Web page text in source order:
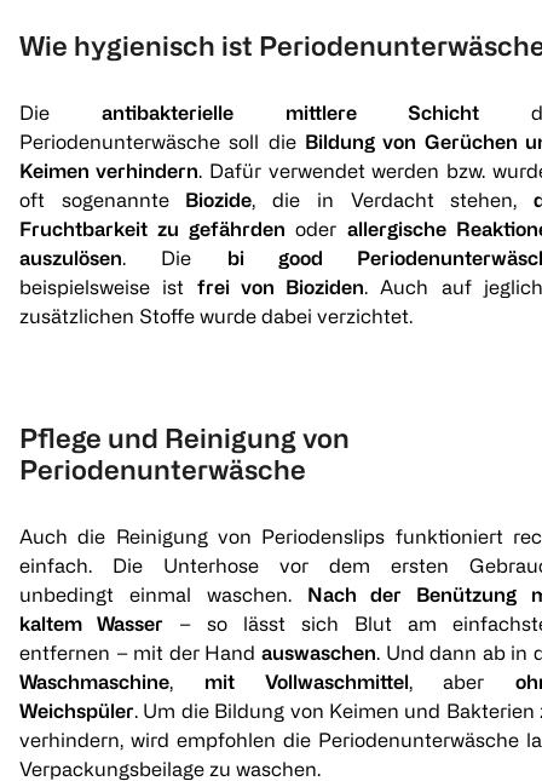
1
Quantity: 1
dais
Periodenunterwäsche
€ 18,17
1
Quantity: 1
dais
Slip mit Einlage String
1
Quantity: 1
Click
Wie hygienisch ist
Dieantibakterielle mittlere Schicht
Periodenunterwäsche soll die Bildung von Gerüchen
Keimen verhindern. Dafür verwendet werden bzw.
oft sogenannte Biozide, die in Verdacht stehen,
Fruchtbarkeit zu gefährden oderallergische
auszulösen. Die bi good
beispielsweise ist frei von Bioziden. Auch auf
zusätzlichen Stoffe wurde dabei verzichtet.
Pflege und Reinigung von
Periodenunterwäsche
Auch die Reinigung von Periodenslips funktioniert
einfach. Die Unterhose vor dem ersten
unbedingt einmal waschen. Nach der Benützung
kaltem Wasser – so lässt sich Blut am
entfernen – mit der Hand auswaschen. Und dann ab in
Waschmaschine, mit Vollwaschmittel, aber
Weichspüler. Um die Bildung von Keimen und Bakterien
verhindern, wird empfohlen die Periodenunterwäsche
Verpackungsbeilage zu waschen.